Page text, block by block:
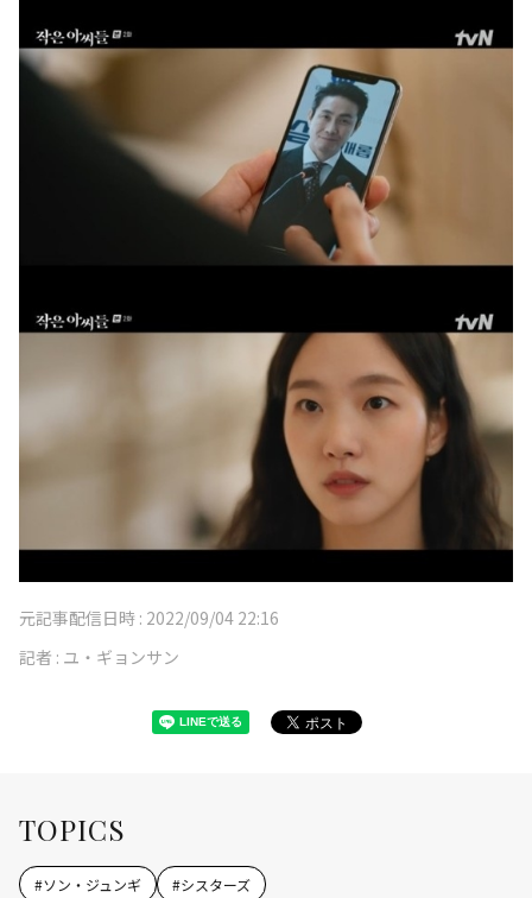
元記事配信日時 : 2022/09/04 22:16
記者 : ユ・ギョンサン
TOPICS
#ソン・ジュンギ #シスターズ